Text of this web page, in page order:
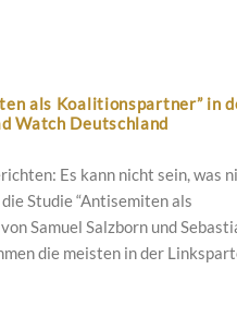
als Koalitionspartner” in
Watch Deutschland
Es kann nicht sein, was
Studie “Antisemiten als
Samuel Salzborn und
die meisten in der